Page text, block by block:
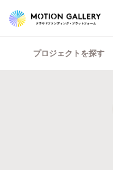
プロジェクトを探す